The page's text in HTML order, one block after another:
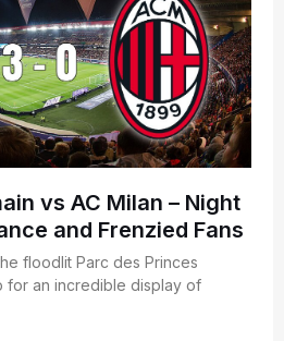
vs AC Milan – Night
and Frenzied Fans
floodlit Parc des Princes
for an incredible display of